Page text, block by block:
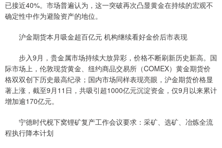
已接近40%。市场普遍认为，这一突破再次凸显黄金在持续的宏观不
确定性中作为避险资产的地位。
沪金期货本月吸金超百亿元 机构继续看好金价后市表现
步入9月，贵金属市场持续大放异彩，价格不断刷新历史新高。国
际市场上，伦敦现货黄金、纽约商品交易所（COMEX）黄金期货价
格双双创下历史最高纪录；国内市场同样表现亮眼，沪金期货价格显
著上涨，截至9月11日，共吸引超1000亿元沉淀资金，仅9月以来累计
增加逾170亿元。
宁德时代枧下窝锂矿复产工作会议要求：采矿、选矿、冶炼全流
程执行降本计划